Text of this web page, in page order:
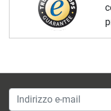
Indirizzo e-mail